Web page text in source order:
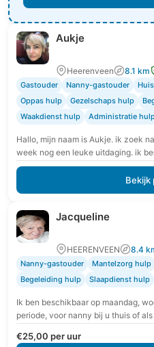
Aukje
Heerenveen 8.1 km
Gastouder Nanny-gastouder
Oppas hulp
Gezelschaps hulp
Waakdienst hulp
Administratie
Hallo, mijn naam is Aukje. ik zoek
week nog een leuke uitdaging. ik
Bekijk
Jacqueline
HEERENVEEN 8.4
Nanny-gastouder Mantelzorg hulp
Begeleiding hulp
Slaapdienst hulp
Ik ben beschikbaar op maandag,
periode, voor nanny bij u thuis of
€25,00 per uur